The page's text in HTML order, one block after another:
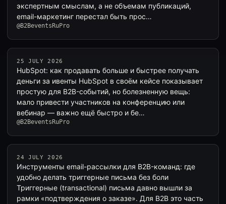
экспертным смыслам, а не объемам публикаций,
email-маркетинг перестал быть прос…
@B2BeventsRuPro
25 JULY 2026
HubSpot: как продавать больше и быстрее получать
деньги за ивенты HubSpot в своём кейсе показывает
простую для B2B-событий, но болезненную вещь:
мало привести участников на конференцию или
вебинар — важно ещё быстро и бе…
@B2BeventsRuPro
24 JULY 2026
Инструменты email-рассылки для B2B-команд: где
удобно делать триггерные письма без боли
Триггерные (transactional) письма давно вышли за
рамки «подтверждения о заказе». Для B2B это часть